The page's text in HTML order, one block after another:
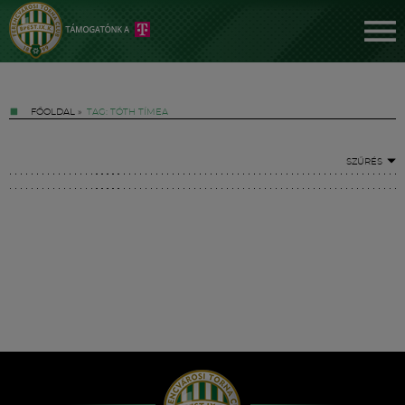
FŐOLDAL » TAG: TÓTH TÍMEA
SZŰRÉS
Hírek